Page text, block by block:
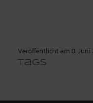
Veröffentlicht am 8. Juni
Tags